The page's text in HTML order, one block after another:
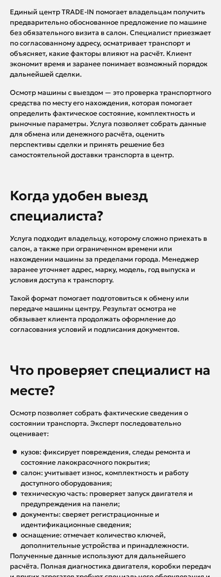
Единый центр TRADE-IN помогает владельцам получить
предварительно обоснованное предложение по машине
без обязательного визита в салон. Специалист приезжает
по согласованному адресу, осматривает транспорт и
объясняет, какие факторы влияют на расчёт. Клиент
экономит время и заранее понимает возможный порядок
дальнейшей сделки.
Осмотр машины с выездом — это проверка транспортного
средства по месту его нахождения, которая помогает
определить фактическое состояние, комплектность и
рыночные параметры. Услуга позволяет собрать данные
для обмена или денежного расчёта, оценить
перспективы сделки и принять решение без
самостоятельной доставки транспорта в центр.
Когда удобен выезд
специалиста?
Услуга подходит владельцу, которому сложно приехать в
салон, а также при ограниченном времени или
нахождении машины за пределами города. Менеджер
заранее уточняет адрес, марку, модель, год выпуска и
условия доступа к транспорту.
Такой формат помогает подготовиться к обмену или
передаче машины центру. Результат осмотра не
обязывает клиента продолжать оформление до
согласования условий и подписания документов.
Что проверяет специалист на
месте?
Осмотр позволяет собрать фактические сведения о
состоянии транспорта. Эксперт последовательно
оценивает:
кузов: фиксирует повреждения, следы ремонта и
состояние лакокрасочного покрытия;
салон: учитывает износ, комплектность и работу
доступного оборудования;
техническую часть: проверяет запуск двигателя и
предупреждения на панели;
документы: сверяет регистрационные и
идентификационные сведения;
оснащение: отмечает количество ключей,
дополнительные устройства и принадлежности.
Полученные данные используют для дальнейшего
расчёта. Полная диагностика двигателя, коробки передач